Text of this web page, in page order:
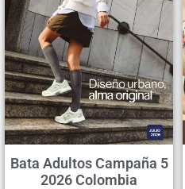
Bata Adultos Campaña 5
2026 Colombia